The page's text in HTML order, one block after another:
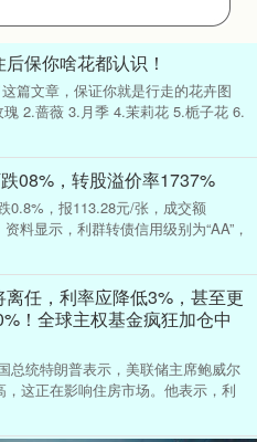
保你啥花都认识！
篇文章，保证你就是行走的花卉图
2.蔷薇 3.月季 4.茉莉花 5.栀子花 6.
08%，转股溢价率1737%
0.8%，报113.28元/张，成交额
料显示，利群转债信用级别为“AA”，
任，利率应降低3%，甚至更
！全球主权基金疯狂加仓中
总统特朗普表示，美联储主席鲍威尔
这正在影响住房市场。他表示，利